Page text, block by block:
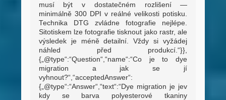
musí být v dostatečném rozlišení —
minimálně 300 DPI v reálné velikosti potisku.
Technika DTG zvládne fotografie nejlépe.
Sitotiskem lze fotografie tisknout jako rastr, ale
výsledek je méně detailní. Vždy si vyžádej
náhled před produkcí.“}},
{„@type“:“Question“,“name“:“Co je to dye
migration a jak se jí
vyhnout?“,“acceptedAnswer“:
{„@type“:“Answer“,“text“:“Dye migration je jev
kdy se barva polyesterové tkaniny